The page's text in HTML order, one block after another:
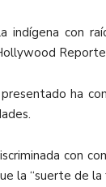
indígena con
ha
con
la “suerte de